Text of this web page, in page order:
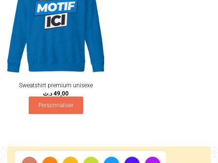
Sweatshirt premium unisexe
49,00 د.ت
Personnaliser